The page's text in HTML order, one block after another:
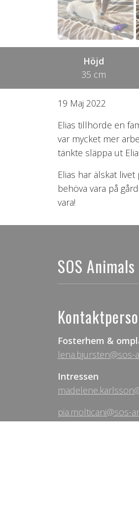
Höjd
35 cm
19 Maj 2022
Elias tillhörde en
var mycket mer
tänkte släppa ut
Elias har älskat
behöva vara på
vara!
SOS Animals
Fosterhem &
lena.bjursten@sos-
Intressen
pia.molticani@sos-